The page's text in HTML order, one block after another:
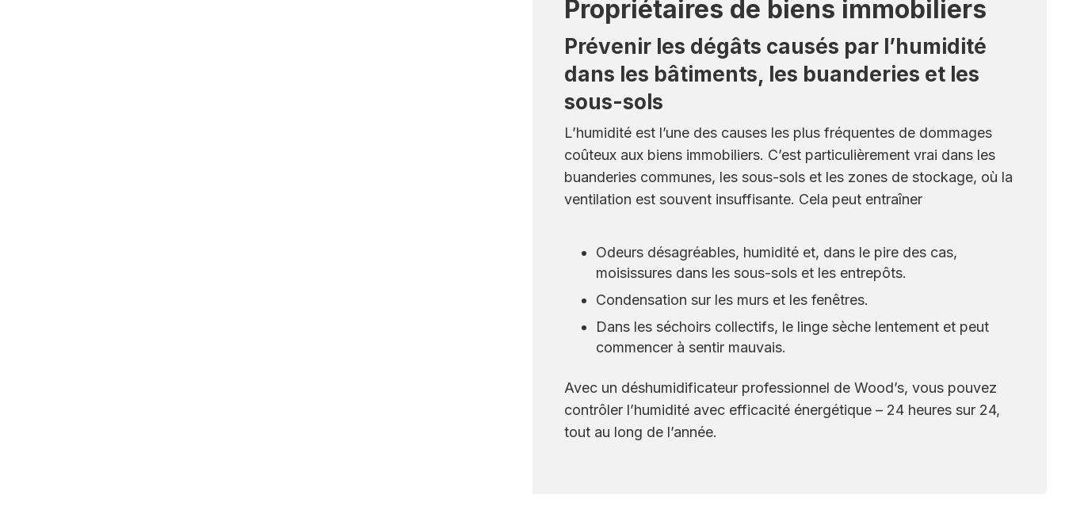
Propriétaires de biens immobiliers
Prévenir les dégâts causés par l’humidité
dans les bâtiments, les buanderies et les
sous-sols
L’humidité est l’une des causes les plus fréquentes de dommages
coûteux aux biens immobiliers. C’est particulièrement vrai dans les
buanderies communes, les sous-sols et les zones de stockage, où la
ventilation est souvent insuffisante. Cela peut entraîner
Odeurs désagréables, humidité et, dans le pire des cas,
moisissures dans les sous-sols et les entrepôts.
Condensation sur les murs et les fenêtres.
Dans les séchoirs collectifs, le linge sèche lentement et peut
commencer à sentir mauvais.
Avec un déshumidificateur professionnel de Wood’s, vous pouvez
contrôler l’humidité avec efficacité énergétique – 24 heures sur 24,
tout au long de l’année.